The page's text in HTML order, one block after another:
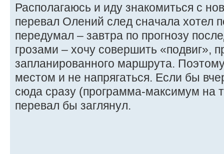
Располагаюсь и иду знакомиться с
перевал Олений след сначала хотел
передумал – завтра по прогнозу
грозами – хочу совершить «подвиг»,
запланированного маршрута.
местом и не напрягаться. Если бы
сюда сразу (программа-максимум на
перевал бы заглянул.